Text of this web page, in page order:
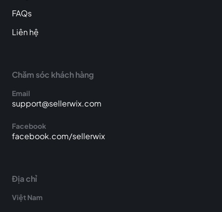
FAQs
Liên hệ
Chăm sóc khách hàng
Email
support@sellerwix.com
Facebook
facebook.com/sellerwix
Địa chỉ
Việt Nam